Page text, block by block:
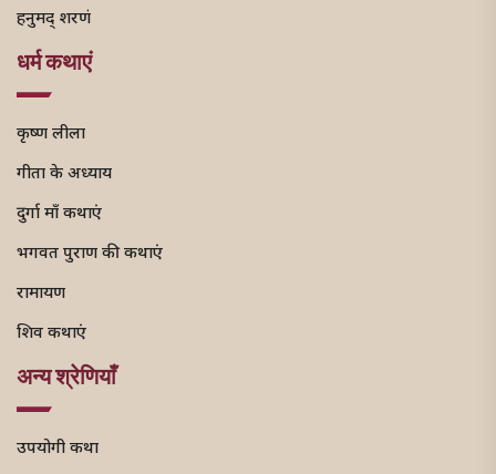
हनुमद् शरणं
धर्म कथाएं
कृष्ण लीला
गीता के अध्याय
दुर्गा माँ कथाएं
भगवत पुराण की कथाएं
रामायण
शिव कथाएं
अन्य श्रेणियाँ
उपयोगी कथा